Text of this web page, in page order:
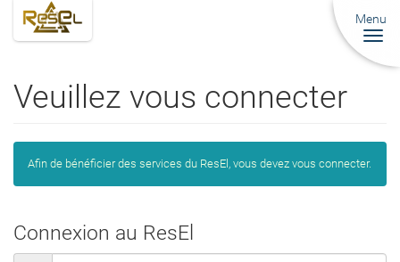
Menu
Veuillez vous connecter
Afin de bénéficier des services du ResEl, vous devez vous connecter.
Connexion au ResEl